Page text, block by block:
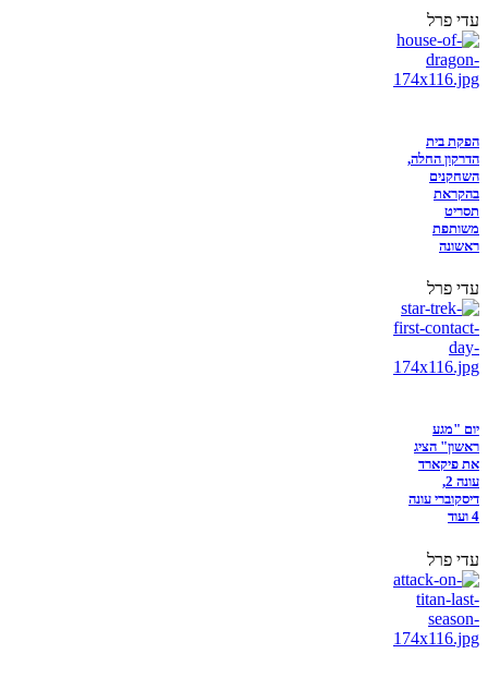
עדי פרל
הפקת בית
הדרקון החלה,
השחקנים
בהקראת
תסריט
משותפת
ראשונה
עדי פרל
יום "מגע
ראשון" הציג
את פיקארד
עונה 2,
דיסקוברי עונה
4 ועוד
עדי פרל